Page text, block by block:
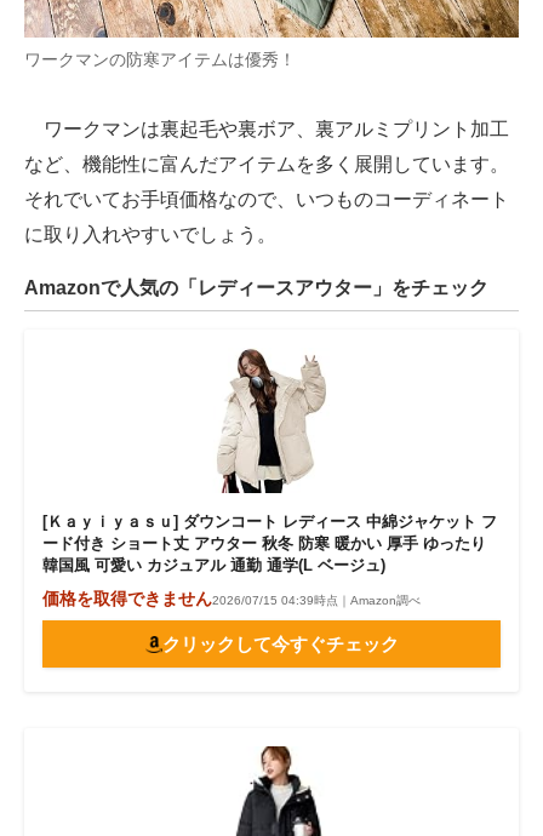
ワークマンの防寒アイテムは優秀！
ワークマンは裏起毛や裏ボア、裏アルミプリント加工
など、機能性に富んだアイテムを多く展開しています。
それでいてお手頃価格なので、いつものコーディネート
に取り入れやすいでしょう。
Amazonで人気の「レディースアウター」をチェック
[Ｋａｙｉｙａｓｕ] ダウンコート レディース 中綿ジャケット フ
ード付き ショート丈 アウター 秋冬 防寒 暖かい 厚手 ゆったり
韓国風 可愛い カジュアル 通勤 通学(L ベージュ)
価格を取得できません2026/07/15 04:39時点｜Amazon調べ
クリックして今すぐチェック